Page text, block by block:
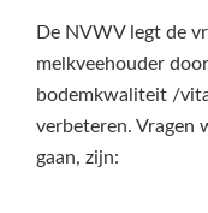
De NVWV legt de
melkveehouder
bodemkwaliteit /
verbeteren. Vragen
gaan, zijn: